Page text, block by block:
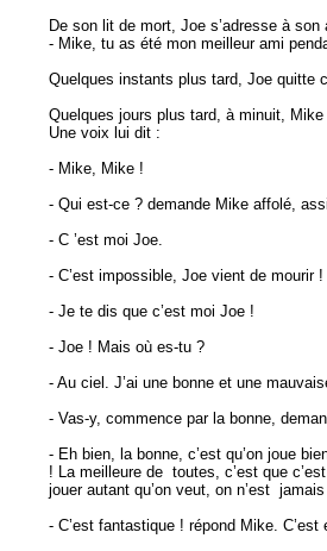
De son lit de mort, Joe s’adresse à son
- Mike, tu as été mon meilleur ami
Quelques instants plus tard, Joe quitte
Quelques jours plus tard, à minuit,
Une voix lui dit :
- Mike, Mike !
- Qui est-ce ? demande Mike affolé,
- C ’est moi Joe.
- C’est impossible, Joe vient de mourir !
- Je te dis que c’est moi Joe !
- Joe ! Mais où es-tu ?
- Au ciel. J’ai une bonne et une
- Vas-y, commence par la bonne,
- Eh bien, la bonne, c’est qu’on joue
! La meilleure de toutes, c’est que
jouer autant qu’on veut, on n’est
- C’est fantastique ! répond Mike.